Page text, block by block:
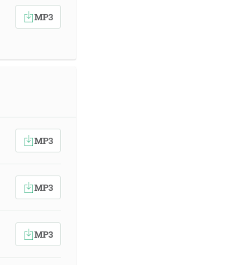
MP3
MP3
MP3
MP3